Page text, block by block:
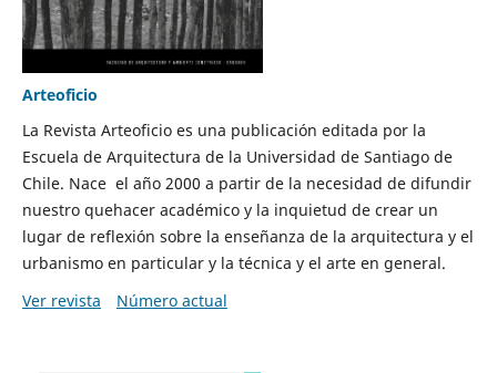
Arteoficio
La Revista Arteoficio es una publicación editada por la
Escuela de Arquitectura de la Universidad de Santiago de
Chile. Nace el año 2000 a partir de la necesidad de difundir
nuestro quehacer académico y la inquietud de crear un
lugar de reflexión sobre la enseñanza de la arquitectura y el
urbanismo en particular y la técnica y el arte en general.
Ver revista
Número actual